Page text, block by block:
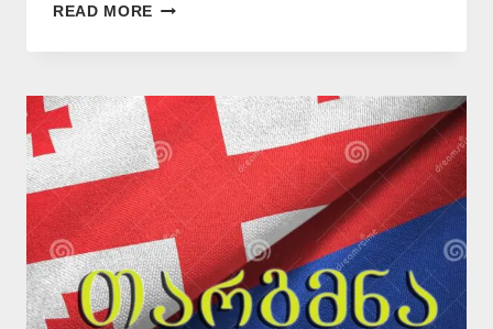
READ MORE ᲗᲐᲠᲒᲛᲜᲐ
ᲔᲜᲐᲖᲔ
577
546
577